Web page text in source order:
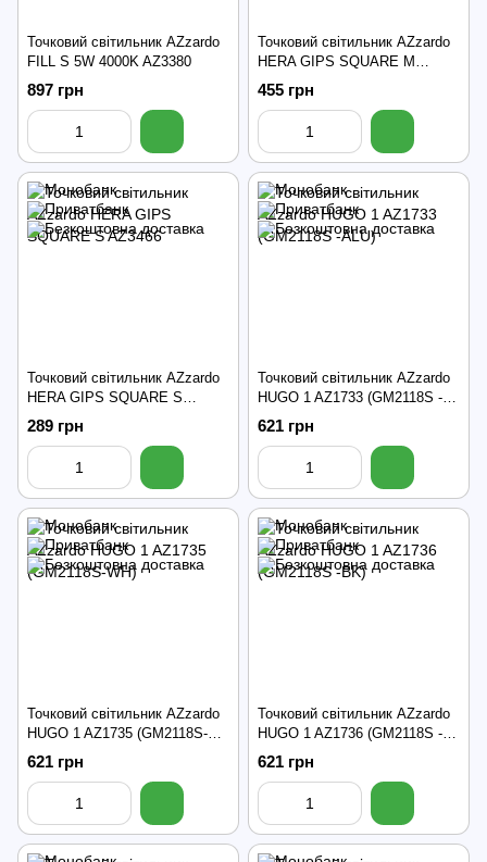
Точковий світильник AZzardo
FILL S 5W 4000K AZ3380
897 грн
Точковий світильник AZzardo
HERA GIPS SQUARE M
AZ3467
455 грн
Точковий світильник AZzardo
HERA GIPS SQUARE S
AZ3466
289 грн
Точковий світильник AZzardo
HUGO 1 AZ1733 (GM2118S -
ALU)
621 грн
Точковий світильник AZzardo
HUGO 1 AZ1735 (GM2118S-
WH)
621 грн
Точковий світильник AZzardo
HUGO 1 AZ1736 (GM2118S -
BK)
621 грн